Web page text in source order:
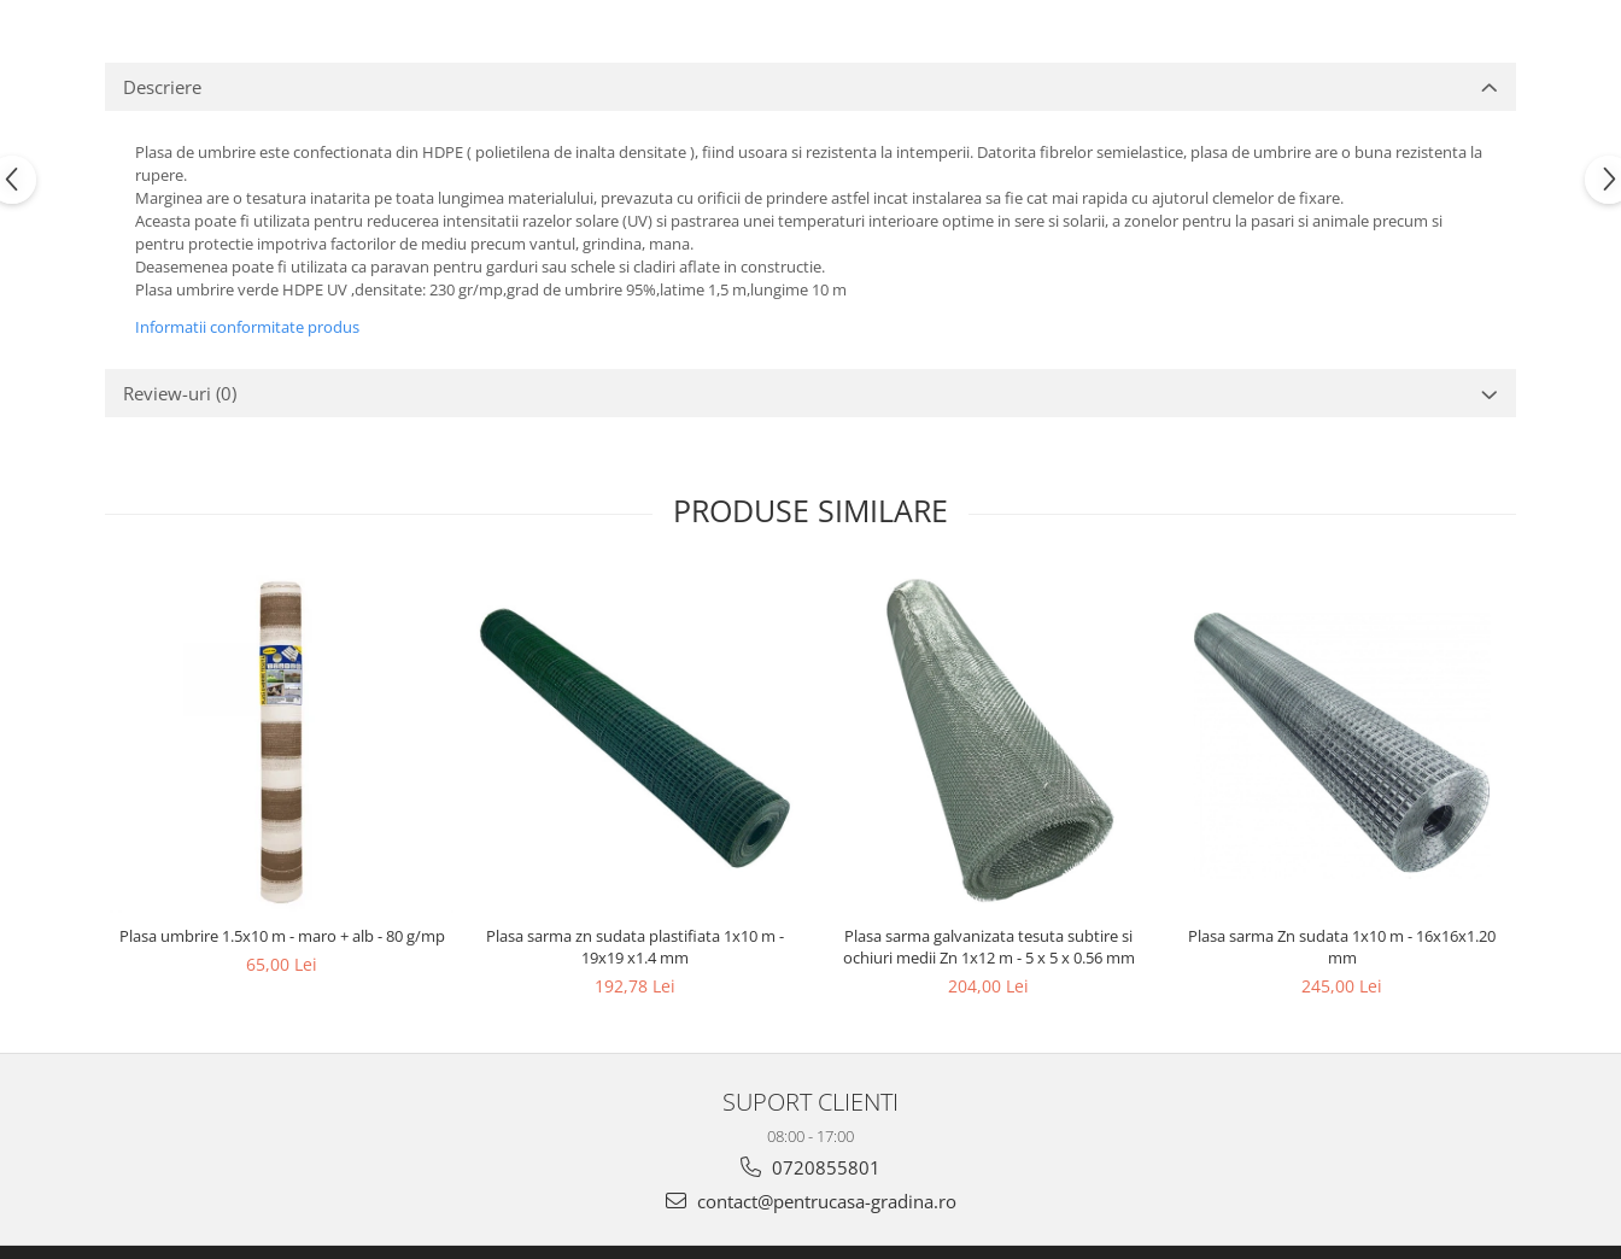
Descriere
Plasa de umbrire este confectionata din HDPE ( polietilena de inalta densitate ), fiind usoara si rezistenta la intemperii. Datorita fibrelor semielastice, plasa de umbrire are o buna rezistenta la
rupere.
Marginea are o tesatura inatarita pe toata lungimea materialului, prevazuta cu orificii de prindere astfel incat instalarea sa fie cat mai rapida cu ajutorul clemelor de fixare.
Aceasta poate fi utilizata pentru reducerea intensitatii razelor solare (UV) si pastrarea unei temperaturi interioare optime in sere si solarii, a zonelor pentru la pasari si animale precum si
pentru protectie impotriva factorilor de mediu precum vantul, grindina, mana.
Deasemenea poate fi utilizata ca paravan pentru garduri sau schele si cladiri aflate in constructie.
Plasa umbrire verde HDPE UV ,densitate: 230 gr/mp,grad de umbrire 95%,latime 1,5 m,lungime 10 m
Informatii conformitate produs
Review-uri (0)
PRODUSE SIMILARE
Plasa umbrire 1.5x10 m - maro + alb - 80 g/mp
65,00 Lei
Plasa sarma zn sudata plastifiata 1x10 m -
19x19 x1.4 mm
192,78 Lei
Plasa sarma galvanizata tesuta subtire si
ochiuri medii Zn 1x12 m - 5 x 5 x 0.56 mm
204,00 Lei
Plasa sarma Zn sudata 1x10 m - 16x16x1.20
mm
245,00 Lei
SUPORT CLIENTI
08:00 - 17:00
0720855801
contact@pentrucasa-gradina.ro